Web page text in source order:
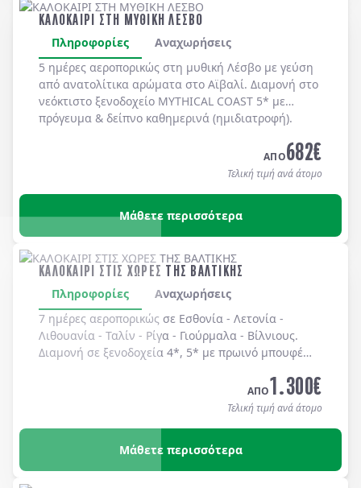
ΚΑΛΟΚΑΙΡΙ ΣΤΗ ΜΥΘΙΚΗ ΛΕΣΒΟ
Πληροφορίες
Αναχωρήσεις
5 ημέρες αεροπορικώς στη μυθική Λέσβο με γεύση
από ανατολίτικα αρώματα στο Αϊβαλί. Διαμονή στο
νεόκτιστο ξενοδοχείο MYTHICAL COAST 5* με
πρόγευμα & δείπνο καθημερινά (ημιδιατροφή).
ΑΠΟ682€
Τελική τιμή ανά άτομο
Μάθετε περισσότερα
ΚΑΛΟΚΑΙΡΙ ΣΤΙΣ ΧΩΡΕΣ ΤΗΣ ΒΑΛΤΙΚΗΣ
Πληροφορίες
Αναχωρήσεις
7 ημέρες αεροπορικώς σε Εσθονία - Λετονία -
Λιθουανία - Ταλίν - Ρίγα - Γιούρμαλα - Βίλνιους.
Διαμονή σε ξενοδοχεία 4*, 5* με πρωινό μπουφέ
ΑΠΟ1.300€
Τελική τιμή ανά άτομο
Μάθετε περισσότερα